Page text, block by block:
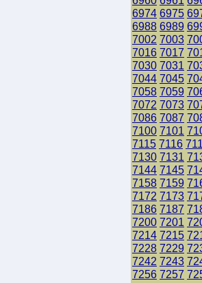
6974 6975
6988 6989
7002 7003
7016 7017
7030 7031
7044 7045
7058 7059
7072 7073
7086 7087
7100 7101
7115 7116
7130 7131
7144 7145
7158 7159
7172 7173
7186 7187
7200 7201
7214 7215
7228 7229
7242 7243
7256 7257